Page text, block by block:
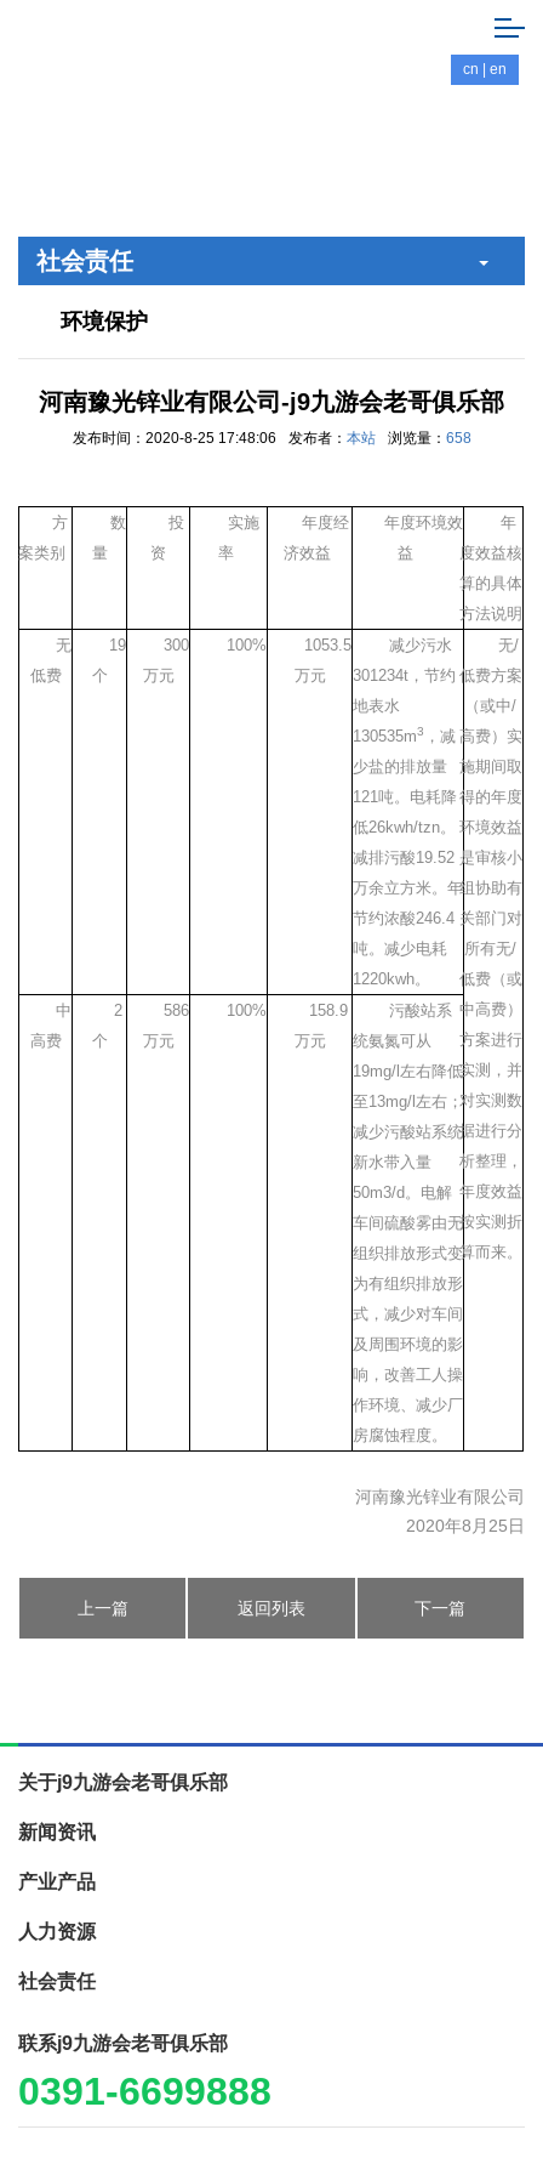
cn en
社会责任
环境保护
河南豫光锌业有限公司-j9九游会老哥俱乐部
发布时间：2020-8-25 17:48:06 发布者： 本站 浏览量： 658
方
案类别
数
量
投
资
实施
率
年度经
济效益
年度环境效
益
年
度效益核
算的具体
方法说明
无
低费
19
个
300
万元
100%
1053.5
万元
减少污水
301234t ，节约
地表水
130535m3
，减
少盐的排放量
121吨。电耗降
低26kwh/tzn。
减排污酸19.52
万余立方米。年
节约浓酸246.4
吨。减少电耗
1220kwh。
无/
低费方案
（或中/
高费）实
施期间取
得的年度
环境效益
是审核小
组协助有
关部门对
所有无/
低费（或
中高费）
方案进行
实测，并
对实测数
据进行分
析整理，
年度效益
按实测折
算而来。
中
高费
2
个
586
万元
100%
158.9
万元
污酸站系
统氨氮可从
19mg/l 左右降低
至13mg/l 左右；
减少污酸站系统
新水带入量
50m3/d。电解
车间硫酸雾由无
组织排放形式变
为有组织排放形
式，减少对车间
及周围环境的影
响，改善工人操
作环境、减少厂
房腐蚀程度。
河南豫光锌业有限公司
2020年8月25日
上一篇 返回列表 下一篇
关于j9九游会老哥俱乐部
新闻资讯
产业产品
人力资源
社会责任
联系j9九游会老哥俱乐部
0391-6699888